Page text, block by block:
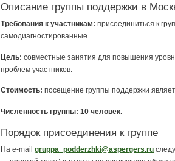
Описание группы поддержки в
Требования к участникам: присоединиться к
самодиагностированные.
Цель: совместные занятия для повышения
проблем участников.
Стоимость: посещение группы поддержки
Численность группы: 10 человек.
Порядок присоединения к группе
На e-mail gruppa_podderzhki@aspergers.ru